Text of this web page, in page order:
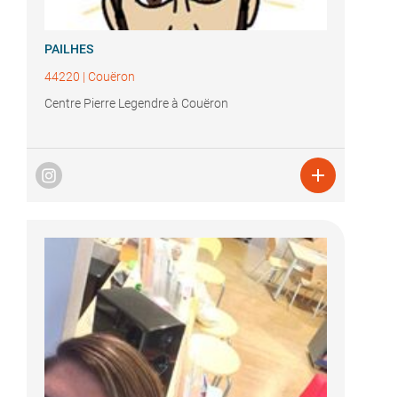
PAILHES
44220 | Couëron
Centre Pierre Legendre à Couëron
